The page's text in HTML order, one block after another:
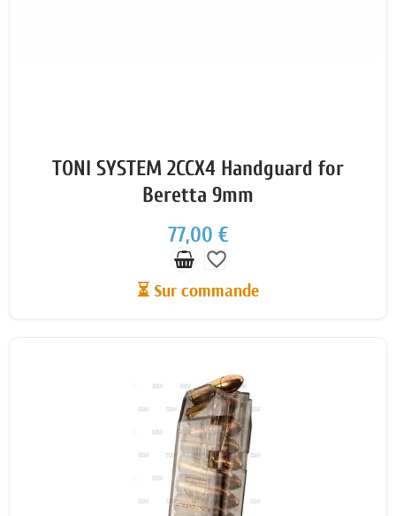
TONI SYSTEM 2CCX4 Handguard for
Beretta 9mm
77,00 €
favorite_border
⏳ Sur commande